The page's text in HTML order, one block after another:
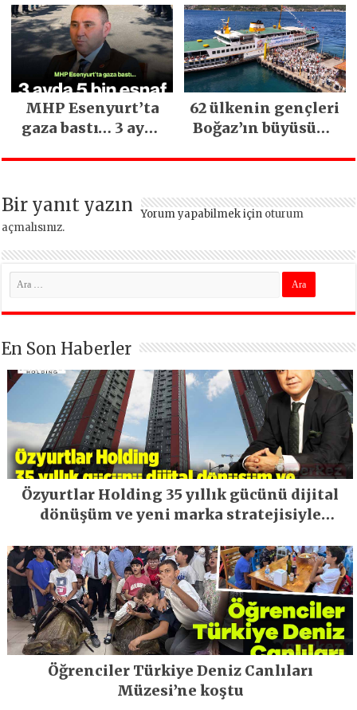
İlgi Gördü!..
heyelan sonrası
kritik uyarı
MHP Esenyurt’ta
gaza bastı… 3 ayda
edildi
62 ülkenin gençleri
Boğaz’ın büyüsüne
Bir yanıt yazın Yorum yapabilmek için oturum
açmalısınız.
En Son Haberler
Özyurtlar Holding 35 yıllık gücünü dijital
dönüşüm ve yeni marka stratejisiyle
Öğrenciler Türkiye Deniz Canlıları
Müzesi’ne koştu